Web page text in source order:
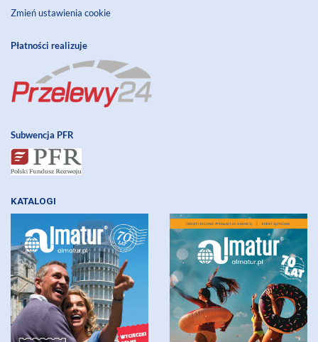
Zmień ustawienia cookie
Płatności realizuje
Subwencja PFR
KATALOGI